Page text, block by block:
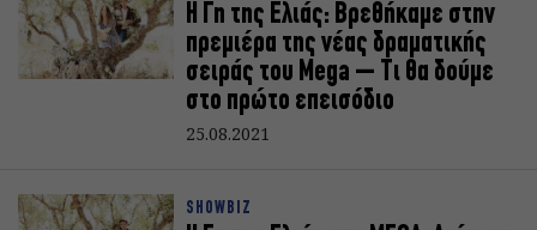
Η Γη της Ελιάς: Βρεθήκαμε στην
πρεμιέρα της νέας δραματικής
σειράς του Mega – Τι θα δούμε
στο πρώτο επεισόδιο
25.08.2021
SHOWBIZ